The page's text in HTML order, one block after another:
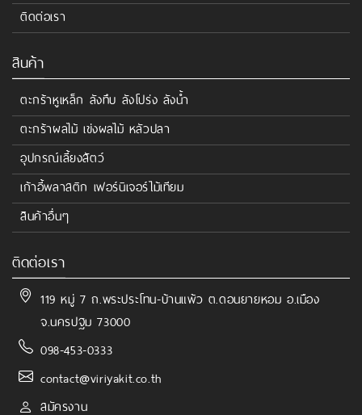
ติดต่อเรา
สินค้า
ตะกร้าหูเหล็ก ลังทึบ ลังโปร่ง ลังน้ำ
ตะกร้าผลไม้ เข่งผลไม้ หลัวปลา
อุปกรณ์เลี้ยงสัตว์
เก้าอี้พลาสติก เฟอร์นิเจอร์ไม้เทียม
สินค้าอื่นๆ
ติดต่อเรา
119 หมู่ 7 ถ.พระประโทน-บ้านแพ้ว ต.ดอนยายหอม อ.เมือง
จ.นครปฐม 73000
098-453-0333
contact@viriyakit.co.th
สมัครงาน